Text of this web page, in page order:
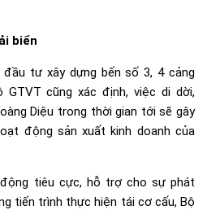
biển
tư xây dựng bến số 3, 4 cảng
GTVT cũng xác định, việc di dời,
Diệu trong thời gian tới sẽ gây
động sản xuất kinh doanh của
tiêu cực, hỗ trợ cho sự phát
tiến trình thực hiện tái cơ cấu, Bộ